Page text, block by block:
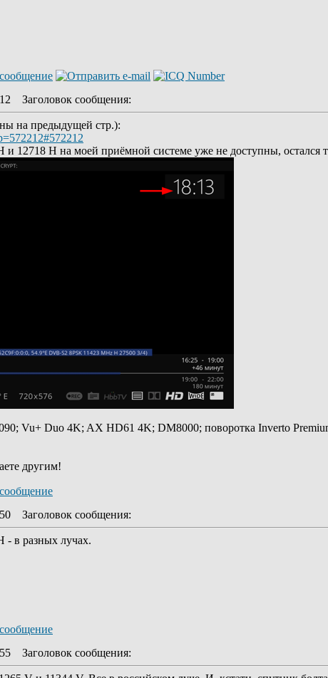
Заголовок сообщения:
на предыдущей стр.):
12718 Н на моей приёмной системе уже не доступны, остался
Vu+ Duo 4K; AX HD61 4K; DM8000; поворотка Inverto
другим!
Заголовок сообщения:
- в разных лучах.
Заголовок сообщения: